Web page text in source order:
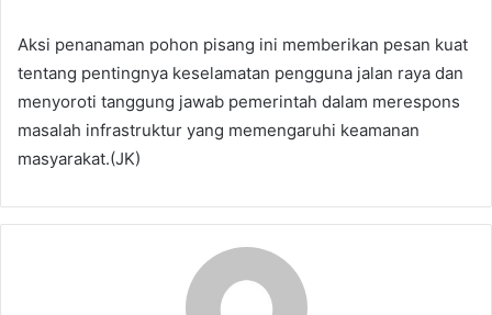
Aksi penanaman pohon pisang ini memberikan pesan kuat
tentang pentingnya keselamatan pengguna jalan raya dan
menyoroti tanggung jawab pemerintah dalam merespons
masalah infrastruktur yang memengaruhi keamanan
masyarakat.(JK)